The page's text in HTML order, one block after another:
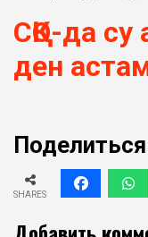
СҚО-да
ден
SHARES